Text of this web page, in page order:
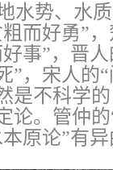
水势、水
而好勇”
事”，晋
”，宋人的
是不科学
论。管仲
原论”有